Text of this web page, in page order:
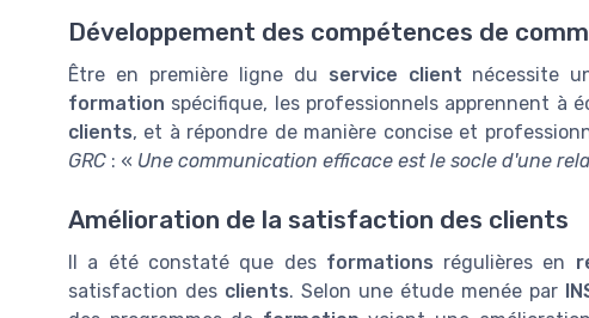
Développement des compétences de
Être en première ligne du service client nécessite
formation spécifique, les professionnels apprennent à
clients, et à répondre de manière concise et
GRC : « Une communication efficace est le socle d'une
Amélioration de la satisfaction des clients
Il a été constaté que des formations régulières en
satisfaction des clients. Selon une étude menée par